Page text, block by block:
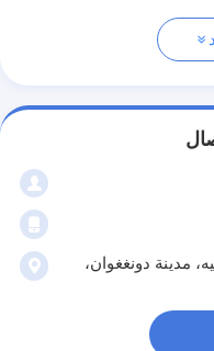
جيه، مدينة دونغغوان،